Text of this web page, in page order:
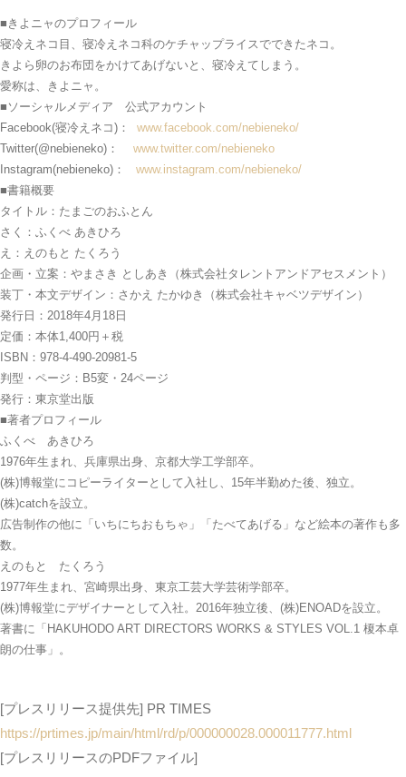
■きよニャのプロフィール
寝冷えネコ目、寝冷えネコ科のケチャップライスでできたネコ。
きよら卵のお布団をかけてあげないと、寝冷えてしまう。
愛称は、きよニャ。
■ソーシャルメディア 公式アカウント
Facebook(寝冷えネコ)： www.facebook.com/nebieneko/
Twitter(@nebieneko)： www.twitter.com/nebieneko
Instagram(nebieneko)： www.instagram.com/nebieneko/
■書籍概要
タイトル：たまごのおふとん
さく：ふくべ あきひろ
え：えのもと たくろう
企画・立案：やまさき としあき（株式会社タレントアンドアセスメント）
装丁・本文デザイン：さかえ たかゆき（株式会社キャベツデザイン）
発行日：2018年4月18日
定価：本体1,400円＋税
ISBN：978-4-490-20981-5
判型・ページ：B5変・24ページ
発行：東京堂出版
■著者プロフィール
ふくべ あきひろ
1976年生まれ、兵庫県出身、京都大学工学部卒。
(株)博報堂にコピーライターとして入社し、15年半勤めた後、独立。
(株)catchを設立。
広告制作の他に「いちにちおもちゃ」「たべてあげる」など絵本の著作も多
数。
えのもと たくろう
1977年生まれ、宮崎県出身、東京工芸大学芸術学部卒。
(株)博報堂にデザイナーとして入社。2016年独立後、(株)ENOADを設立。
著書に「HAKUHODO ART DIRECTORS WORKS & STYLES VOL.1 榎本卓
朗の仕事」。
[プレスリリース提供先] PR TIMES
https://prtimes.jp/main/html/rd/p/000000028.000011777.html
[プレスリリースのPDFファイル]